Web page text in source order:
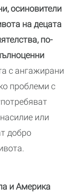
осиновители
на децата
по-
с ангажирани
проблеми с
или
добро
и Америка